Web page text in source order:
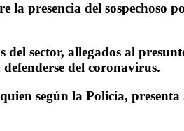
presencia del sospechoso
sector, allegados al
del coronavirus.
según la Policía,